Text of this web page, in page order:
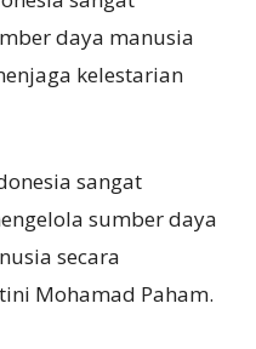
daya manusia
kelestarian
sangat
sumber daya
secara
Mohamad Paham.